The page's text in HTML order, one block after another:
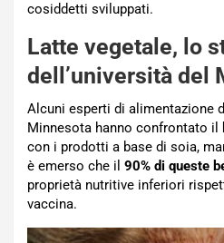
cosiddetti sviluppati.
Latte vegetale, lo
dell’università del
Alcuni esperti di alimentazione
Minnesota hanno confrontato il
con i prodotti a base di soia,
è emerso che il 90% di queste
proprietà nutritive inferiori
vaccina.